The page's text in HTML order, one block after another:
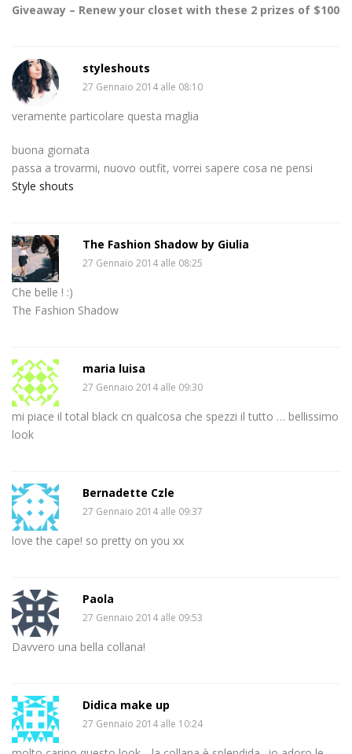
Giveaway – Renew your closet with these 2 prizes of $100
styleshouts
27 Gennaio 2014 alle 08:10
veramente particolare questa maglia
buona giornata
passa a trovarmi, nuovo outfit, vorrei sapere cosa ne pensi
Style shouts
The Fashion Shadow by Giulia
27 Gennaio 2014 alle 08:25
Che belle ! :)
The Fashion Shadow
maria luisa
27 Gennaio 2014 alle 09:30
mi piace il total black cn qualcosa che spezzi il tutto … bellissimo
look
Bernadette Czle
27 Gennaio 2014 alle 09:37
love the cape! so pretty on you xx
Paola
27 Gennaio 2014 alle 09:53
Davvero una bella collana!
Didica make up
27 Gennaio 2014 alle 10:24